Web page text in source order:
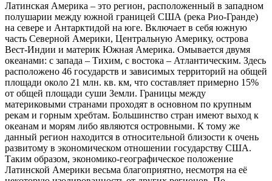
Латинская Америка – это регион, расположенный в западном
полушарии между южной границей США (река Рио-Гранде)
на севере и Антарктидой на юге. Включает в себя южную
часть Северной Америки, Центральную Америку, острова
Вест-Индии и материк Южная Америка. Омывается двумя
океанами: с запада – Тихим, с востока – Атлантическим. Здесь
расположено 46 государств и зависимых территорий на общей
площади около 21 млн. кв. км, что составляет примерно 15%
от общей площади суши Земли. Границы между
материковыми странами проходят в основном по крупным
рекам и горным хребтам. Большинство стран имеют выход к
океанам и морям либо являются островными. К тому же
данный регион находится в относительной близости к очень
развитому в экономическом отношении государству США.
Таким образом, экономико-географическое положение
Латинской Америки весьма благоприятно, несмотря на её